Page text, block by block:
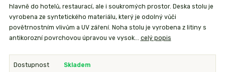
hlavně do hotelů, restaurací, ale i soukromých prostor. Deska stolu je
vyrobena ze syntetického materiálu, který je odolný vůči
povětrnostním vlivům a UV záření. Noha stolu je vyrobena z litiny s
antikorozní povrchovou úpravou ve vysok... celý popis
Dostupnost Skladem